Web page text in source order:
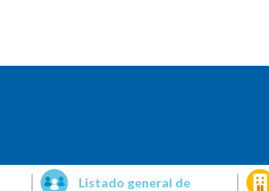
Listado general de